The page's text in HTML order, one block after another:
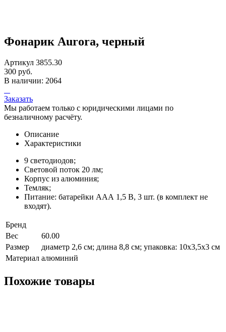
Фонарик Aurora, черный
Артикул 3855.30
300 руб.
В наличии: 2064
Заказать
Мы работаем только с юридическими лицами по
безналичному расчёту.
Описание
Характеристики
9 светодиодов;
Световой поток 20 лм;
Корпус из алюминия;
Темляк;
Питание: батарейки ААА 1,5 В, 3 шт. (в комплект не
входят).
Бренд
Вес
60.00
Размер
диаметр 2,6 см; длина 8,8 см; упаковка: 10x3,5x3 см
Материал алюминий
Похожие товары